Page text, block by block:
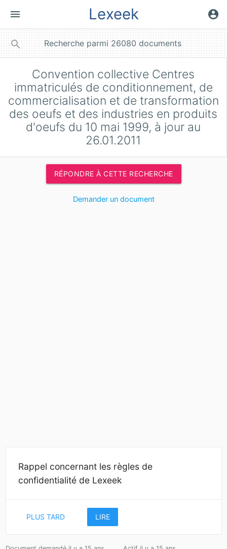
menu Lexeek account_circle
search
Convention collective Centres
immatriculés de conditionnement, de
commercialisation et de transformation
des oeufs et des industries en produits
d'oeufs du 10 mai 1999, à jour au
26.01.2011
RÉPONDRE À CETTE RECHERCHE
Demander un document
Rappel concernant les règles de
confidentialité de Lexeek
PLUS TARD LIRE